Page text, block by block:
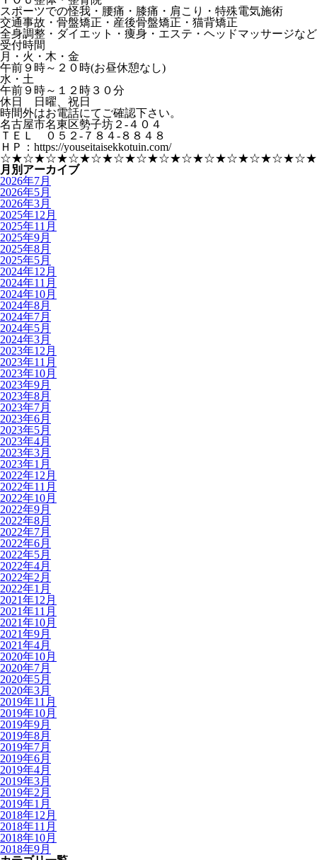
スポーツでの怪我・腰痛・膝痛・肩こり・特殊電気施術
交通事故・骨盤矯正・産後骨盤矯正・猫背矯正
全身調整・ダイエット・痩身・エステ・ヘッドマッサージなど
受付時間
月・火・木・金
午前９時～２０時(お昼休憩なし)
水・土
午前９時～１２時３０分
休日 日曜、祝日
時間外はお電話にてご確認下さい。
名古屋市名東区勢子坊２-４０４
ＴＥＬ ０５２-７８４-８８４８
ＨＰ：https://youseitaisekkotuin.com/
☆★☆★☆★☆★☆★☆★☆★☆★☆★☆★☆★☆★☆★☆★
月別アーカイブ
2026年7月
2026年5月
2026年3月
2025年12月
2025年11月
2025年9月
2025年8月
2025年5月
2024年12月
2024年11月
2024年10月
2024年8月
2024年7月
2024年5月
2024年3月
2023年12月
2023年11月
2023年10月
2023年9月
2023年8月
2023年7月
2023年6月
2023年5月
2023年4月
2023年3月
2023年1月
2022年12月
2022年11月
2022年10月
2022年9月
2022年8月
2022年7月
2022年6月
2022年5月
2022年4月
2022年2月
2022年1月
2021年12月
2021年11月
2021年10月
2021年9月
2021年4月
2020年10月
2020年7月
2020年5月
2020年3月
2019年11月
2019年10月
2019年9月
2019年8月
2019年7月
2019年6月
2019年4月
2019年3月
2019年2月
2019年1月
2018年12月
2018年11月
2018年10月
2018年9月